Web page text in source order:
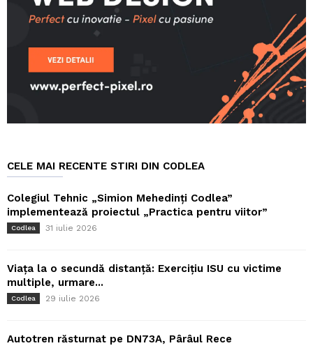
CELE MAI RECENTE STIRI DIN CODLEA
Colegiul Tehnic „Simion Mehedinți Codlea”
implementează proiectul „Practica pentru viitor”
Codlea 31 iulie 2026
Viața la o secundă distanță: Exercițiu ISU cu victime
multiple, urmare...
Codlea 29 iulie 2026
Autotren răsturnat pe DN73A, Pârâul Rece